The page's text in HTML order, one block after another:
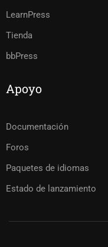
LearnPress
Tienda
bbPress
Apoyo
Documentación
Foros
Paquetes de idiomas
Estado de lanzamiento